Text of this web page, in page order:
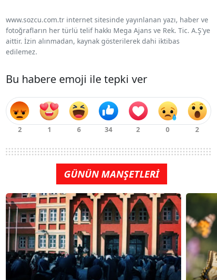
www.sozcu.com.tr internet sitesinde yayınlanan yazı, haber ve
fotoğrafların her türlü telif hakkı Mega Ajans ve Rek. Tic. A.Ş'ye
aittir. İzin alınmadan, kaynak gösterilerek dahi iktibas
edilemez.
Bu habere emoji ile tepki ver
GÜNÜN MANŞETLERİ